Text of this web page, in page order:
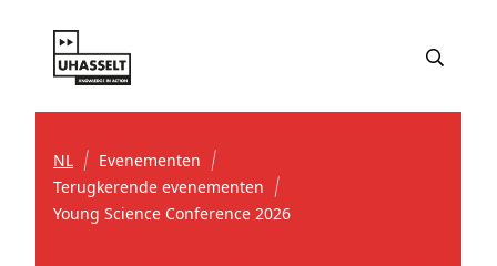
NL
Evenementen
Terugkerende evenementen
Young Science Conference 2026